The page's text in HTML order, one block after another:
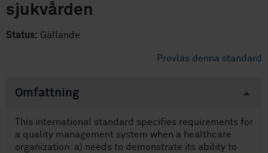
sjukvården
Status: Gällande
Provläs denna standard
Omfattning
This international standard specifies requirements for
a quality management system when a healthcare
organization: a) needs to demonstrate its ability to